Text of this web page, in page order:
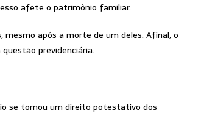
afete o patrimônio familiar.
mesmo após a morte de um deles. Afinal, o
previdenciária.
se tornou um direito potestativo dos